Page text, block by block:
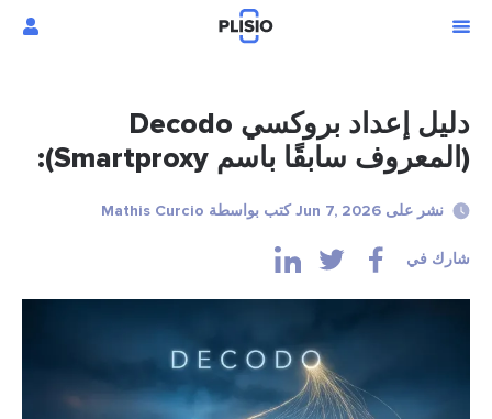
دليل إعداد بروكسي Decodo
(المعروف سابقًا باسم Smartproxy):
نشر على Jun 7, 2026 كتب بواسطة Mathis Curcio
شارك في